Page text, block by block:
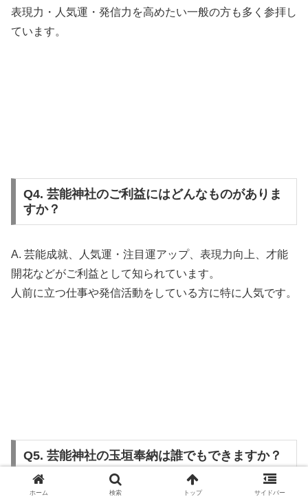
表現力・人気運・発信力を高めたい一般の方も多く参拝し
ています。
Q4. 芸能神社のご利益にはどんなものがありま
すか？
A. 芸能成就、人気運・注目運アップ、表現力向上、才能
開花などがご利益として知られています。
人前に立つ仕事や発信活動をしている方に特に人気です。
Q5. 芸能神社の玉垣奉納は誰でもできますか？
ホーム 検索 トップ サイドバー